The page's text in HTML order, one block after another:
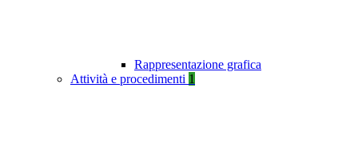
Rappresentazione grafica
Attività e procedimenti 1